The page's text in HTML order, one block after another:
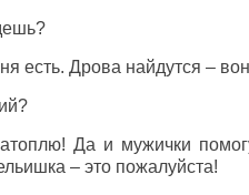
есть. Дрова найдутся –
Да и мужички
– это пожалуйста!